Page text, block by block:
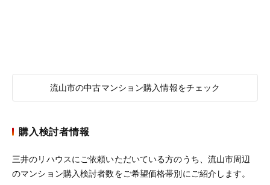
流山市の中古マンション購入情報をチェック
購入検討者情報
三井のリハウスにご依頼いただいている方のうち、流山市周辺
のマンション購入検討者数をご希望価格帯別にご紹介します。